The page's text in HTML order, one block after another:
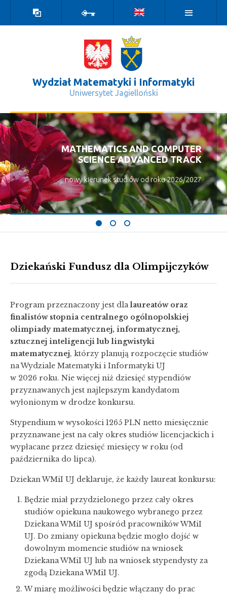
kontrastowa
Wydział Matematyki i Informatyki
Uniwersytet Jagielloński
Bieżąca edycja - Wydział
MATHEMATICS AND COMPUTER
SCIENCE ADVANCED TRACK
nowy kierunek studiów od roku 2026/2027
Dziekański Fundusz dla Olimpijczyków
Program przeznaczony jest dlalaureatów oraz
finalistów stopnia centralnego ogólnopolskiej
olimpiady matematycznej, informatycznej,
sztucznej inteligencji lub lingwistyki
matematycznej, którzy planują rozpoczęcie studiów
na Wydziale Matematyki i Informatyki UJ
w 2026 roku. Nie więcej niż dziesięć stypendiów
przyznawanych jest najlepszym kandydatom
wyłonionym w drodze konkursu.
Stypendium w wysokości 1265 PLN netto miesięcznie
przyznawane jest na cały okres studiów licencjackich i
wypłacane przez dziesięć miesięcy w roku (od
października do lipca).
Dziekan WMiI UJ deklaruje, że każdy laureat konkursu:
Będzie miał przydzielonego przez cały okres
studiów opiekuna naukowego wybranego przez
Dziekana WMiI UJ spośród pracowników WMiI
UJ. Do zmiany opiekuna będzie mogło dojść w
dowolnym momencie studiów na wniosek
Dziekana WMiI UJ lub na wniosek stypendysty za
zgodą Dziekana WMiI UJ.
W miarę możliwości będzie włączany do prac